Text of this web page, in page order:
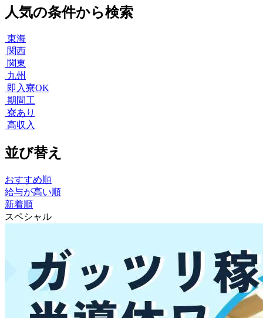
人気の条件から検索
東海
関西
関東
九州
即入寮OK
期間工
寮あり
高収入
並び替え
おすすめ順
給与が高い順
新着順
スペシャル